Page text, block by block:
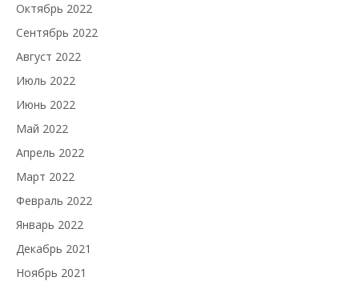
Октябрь 2022
Сентябрь 2022
Август 2022
Июль 2022
Июнь 2022
Май 2022
Апрель 2022
Март 2022
Февраль 2022
Январь 2022
Декабрь 2021
Ноябрь 2021